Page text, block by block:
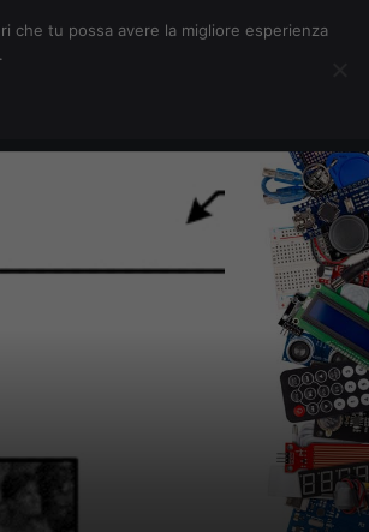
che tu possa avere la migliore esperienza